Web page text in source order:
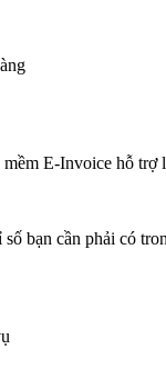
E-Invoice hỗ trợ
bạn cần phải có